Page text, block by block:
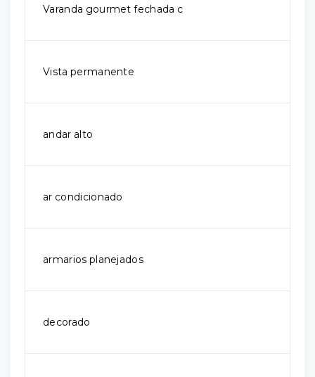
Varanda gourmet fechada c
Vista permanente
andar alto
ar condicionado
armarios planejados
decorado